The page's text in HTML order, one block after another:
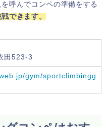
呼んでコンペの準備をする
できます。
田523-3
gym/sportclimbingg